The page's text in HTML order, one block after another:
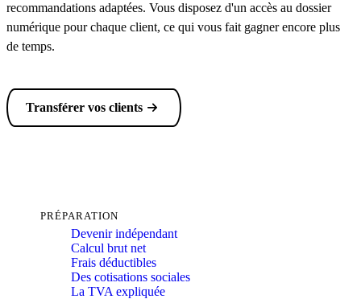
recommandations adaptées. Vous disposez d'un accès au dossier
numérique pour chaque client, ce qui vous fait gagner encore plus
de temps.
Transférer vos clients
PRÉPARATION
Devenir indépendant
Calcul brut net
Frais déductibles
Des cotisations sociales
La TVA expliquée